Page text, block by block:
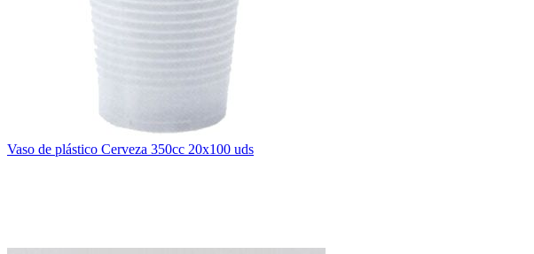
Vaso de plástico Cerveza 350cc 20x100 uds